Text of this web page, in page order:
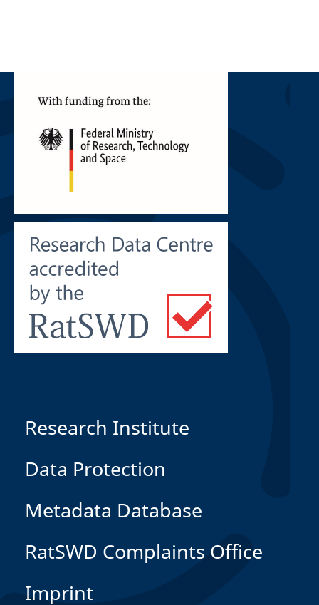
Research Institute
Data Protection
Metadata Database
RatSWD Complaints Office
Imprint